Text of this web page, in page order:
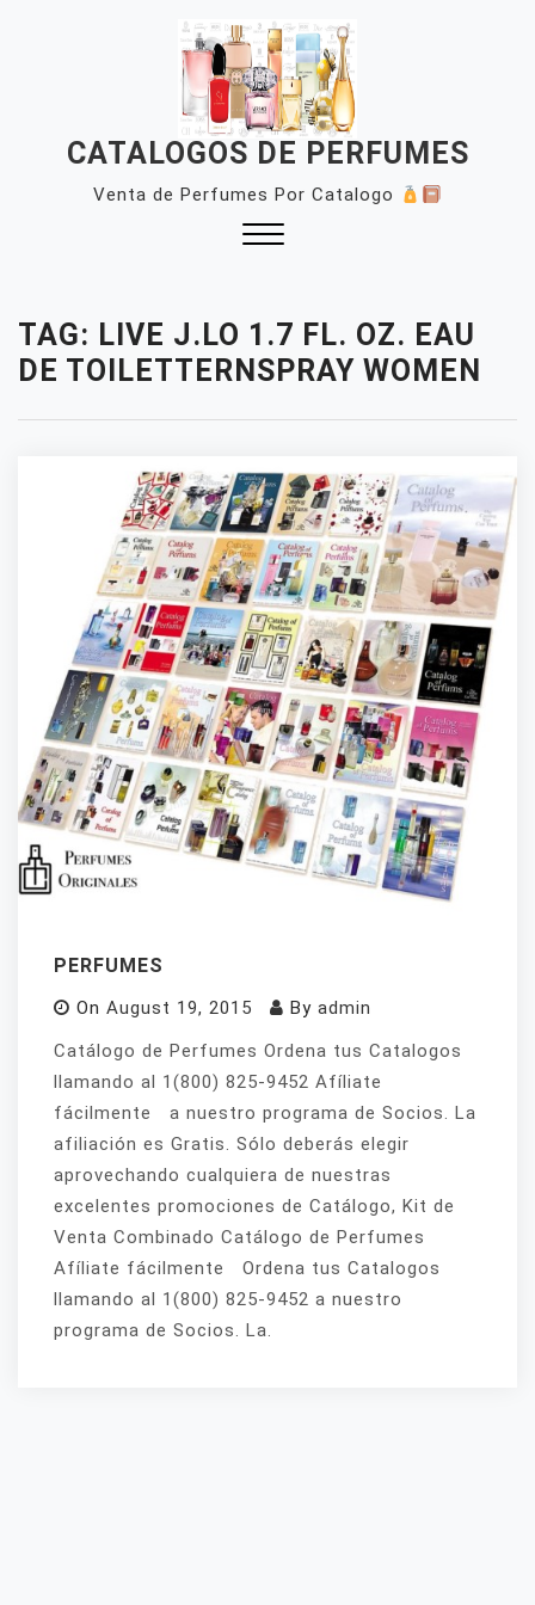
CATALOGOS DE PERFUMES
Venta de Perfumes Por Catalogo
TAG: LIVE J.LO 1.7 FL. OZ. EAU
DE TOILETTERNSPRAY WOMEN
PERFUMES
On August 19, 2015 By admin
Catálogo de Perfumes Ordena tus Catalogos
llamando al 1(800) 825-9452 Afíliate
fácilmente a nuestro programa de Socios. La
afiliación es Gratis. Sólo deberás elegir
aprovechando cualquiera de nuestras
excelentes promociones de Catálogo, Kit de
Venta Combinado Catálogo de Perfumes
Afíliate fácilmente Ordena tus Catalogos
llamando al 1(800) 825-9452 a nuestro
programa de Socios. La.